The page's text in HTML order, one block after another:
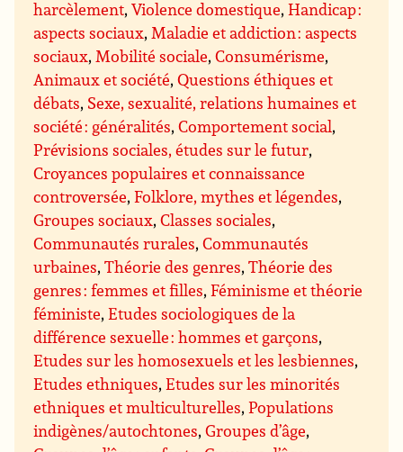
harcèlement,Violence domestique,Handicap :
aspects sociaux,Maladie et addiction : aspects
sociaux,Mobilité sociale,Consumérisme,
Animaux et société,Questions éthiques et
débats, Sexe, sexualité, relations humaines et
société : généralités,Comportement social,
Prévisions sociales, études sur le futur,
Croyances populaires et connaissance
controversée,Folklore, mythes et légendes,
Groupes sociaux,Classes sociales,
Communautés rurales,Communautés
urbaines,Théorie des genres,Théorie des
genres : femmes et filles,Féminisme et théorie
féministe,Etudes sociologiques de la
différence sexuelle : hommes et garçons,
Etudes sur les homosexuels et les lesbiennes,
Etudes ethniques,Etudes sur les minorités
ethniques et multiculturelles,Populations
indigènes/autochtones,Groupes d’âge,